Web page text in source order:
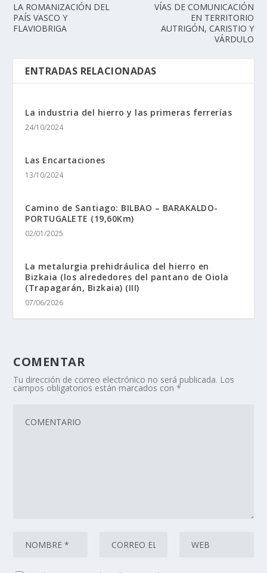
LA ROMANIZACIÓN DEL
PAÍS VASCO Y
FLAVIOBRIGA
VÍAS DE COMUNICACIÓN
EN TERRITORIO
AUTRIGÓN, CARISTIO Y
VÁRDULO
ENTRADAS RELACIONADAS
La industria del hierro y las primeras ferrerí­as
24/10/2024
Las Encartaciones
13/10/2024
Camino de Santiago: BILBAO – BARAKALDO-
PORTUGALETE (19,60Km)
02/01/2025
La metalurgia prehidráulica del hierro en
Bizkaia (los alrededores del pantano de Oiola
(Trapagarán, Bizkaia) (III)
07/06/2026
COMENTAR
Tu dirección de correo electrónico no será publicada. Los
campos obligatorios están marcados con*